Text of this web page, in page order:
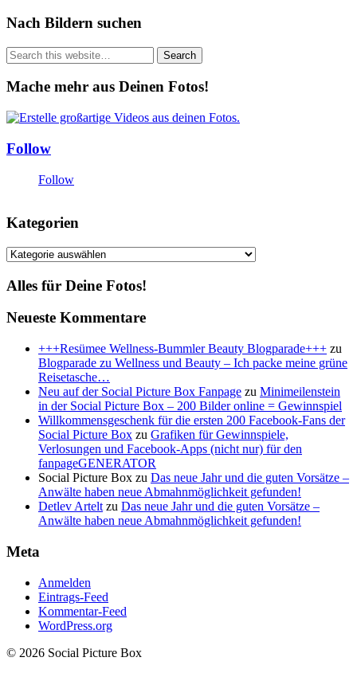
Nach Bildern suchen
Mache mehr aus Deinen Fotos!
Follow
Follow
Kategorien
Kategorien
Alles für Deine Fotos!
Neueste Kommentare
+++Resümee Wellness-Bummler Beauty Blogparade+++ zu
Blogparade zu Wellness und Beauty – Ich packe meine grüne
Reisetasche…
Neu auf der Social Picture Box Fanpage zu Minimeilenstein
in der Social Picture Box – 200 Bilder online = Gewinnspiel
Willkommensgeschenk für die ersten 200 Facebook-Fans der
Social Picture Box zu Grafiken für Gewinnspiele,
Verlosungen und Facebook-Apps (nicht nur) für den
fanpageGENERATOR
Social Picture Box zu Das neue Jahr und die guten Vorsätze –
Anwälte haben neue Abmahnmöglichkeit gefunden!
Detlev Artelt zu Das neue Jahr und die guten Vorsätze –
Anwälte haben neue Abmahnmöglichkeit gefunden!
Meta
Anmelden
Eintrags-Feed
Kommentar-Feed
WordPress.org
© 2026 Social Picture Box